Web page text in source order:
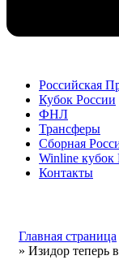
Российская
Кубок России
ФНЛ
Трансферы
Сборная
Winline
Контакты
Перейти
Главная страница
» Изидор теперь